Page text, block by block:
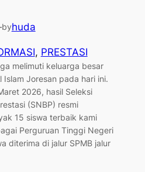
byhuda
, PRESTASI
melimuti keluarga besar
Islam Joresan pada hari ini.
2026, hasil Seleksi
(SNBP) resmi
15 siswa terbaik kami
Perguruan Tinggi Negeri
diterima di jalur SPMB jalur